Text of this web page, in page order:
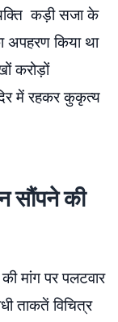
कड़ी सजा के
अपहरण किया था
करोड़ों
में रहकर कुकृत्य
सौंपने की
मांग पर पलटवार
ताकतें विचित्र